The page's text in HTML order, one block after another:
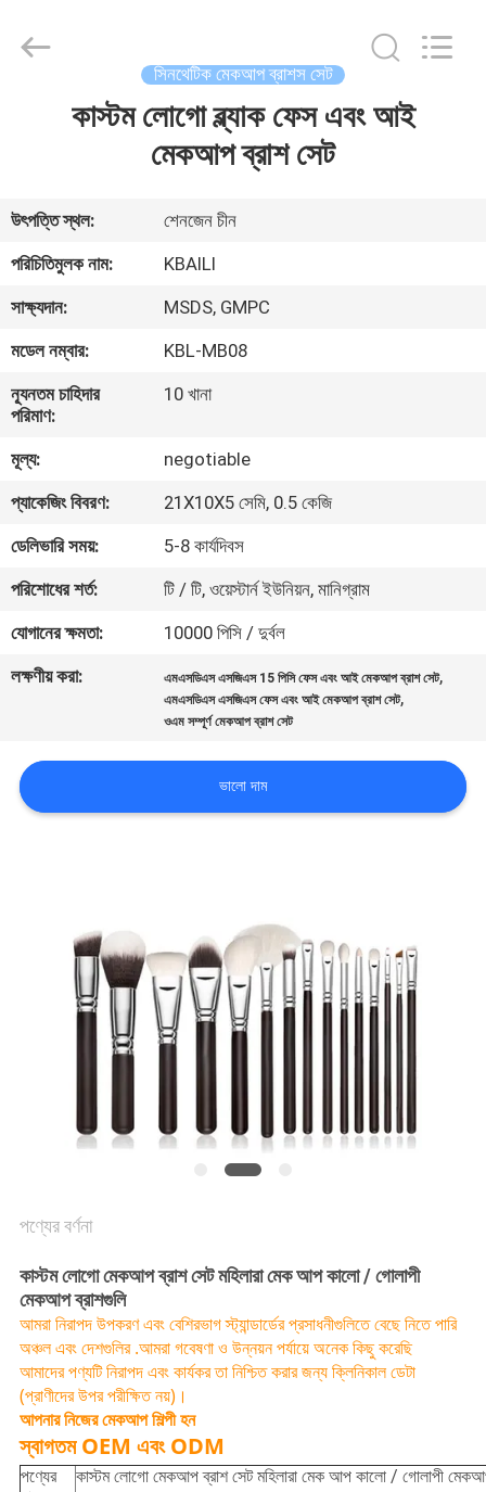
আমাদের
সম্পর্কে
কারখানা
ভ্রমণ
মান
নিয়ন্ত্রণ
যোগাযোগ
করুন
উদ্ধৃতির
আবেদন
সরবরাহকারী.
Copyright
lipsglosses.com.
সিনথেটিক মেকআপ ব্রাশস সেট
কাস্টম লোগো ব্ল্যাক ফেস এবং আই
মেকআপ ব্রাশ সেট
উৎপত্তি স্থল:
শেনজেন চীন
পরিচিতিমুলক নাম:
KBAILI
সাক্ষ্যদান:
MSDS, GMPC
মডেল নম্বার:
KBL-MB08
ন্যূনতম চাহিদার
পরিমাণ:
10 খানা
মূল্য:
negotiable
প্যাকেজিং বিবরণ:
21X10X5 সেমি, 0.5 কেজি
ডেলিভারি সময়:
5-8 কার্যদিবস
পরিশোধের শর্ত:
টি / টি, ওয়েস্টার্ন ইউনিয়ন, মানিগ্রাম
যোগানের ক্ষমতা:
10000 পিসি / দুর্বল
লক্ষণীয় করা:
এমএসডিএস এসজিএস 15 পিসি ফেস এবং আই মেকআপ ব্রাশ সেট,
এমএসডিএস এসজিএস ফেস এবং আই মেকআপ ব্রাশ সেট,
ওএম সম্পূর্ণ মেকআপ ব্রাশ সেট
ভালো দাম
পণ্যের বর্ণনা
কাস্টম লোগো মেকআপ ব্রাশ সেট মহিলারা মেক আপ কালো / গোলাপী
মেকআপ ব্রাশগুলি
আমরা নিরাপদ উপকরণ এবং বেশিরভাগ স্ট্যান্ডার্ডের প্রসাধনীগুলিতে বেছে নিতে পারি
অঞ্চল এবং দেশগুলির .আমরা গবেষণা ও উন্নয়ন পর্যায়ে অনেক কিছু করেছি
আমাদের পণ্যটি নিরাপদ এবং কার্যকর তা নিশ্চিত করার জন্য ক্লিনিকাল ডেটা
(প্রাণীদের উপর পরীক্ষিত নয়)।
আপনার নিজের মেকআপ শিল্পী হন
স্বাগতম OEM এবং ODM
পণ্যের
কাস্টম লোগো মেকআপ ব্রাশ সেট মহিলারা মেক আপ কালো / গোলাপী